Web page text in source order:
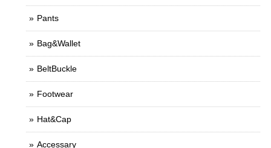
Pants
Bag&Wallet
BeltBuckle
Footwear
Hat&Cap
Accessary